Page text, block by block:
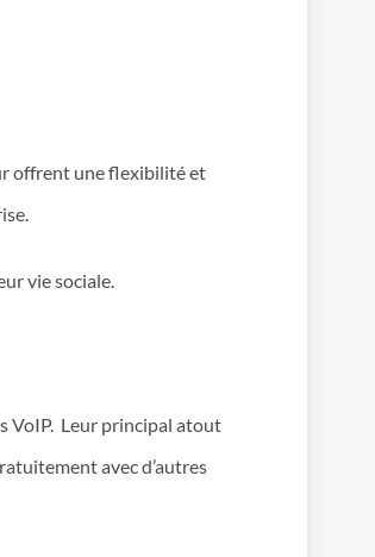
offrent une flexibilité et
vie sociale.
VoIP. Leur principal atout
avec d’autres